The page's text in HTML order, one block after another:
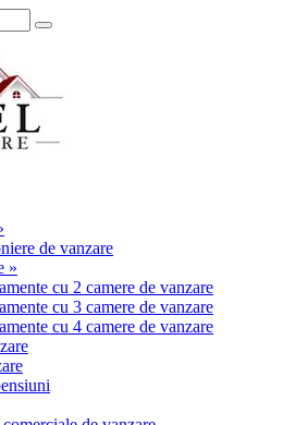
de vanzare
»
cu 2 camere de vanzare
cu 3 camere de vanzare
cu 4 camere de vanzare